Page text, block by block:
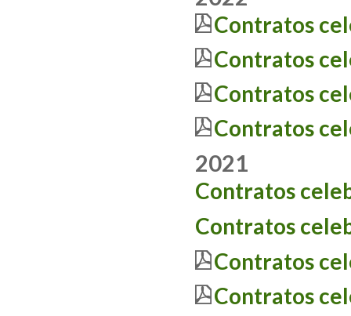
Contratos
Contratos
Contratos
Contratos
2021
Contratos
Contratos
Contratos
Contratos